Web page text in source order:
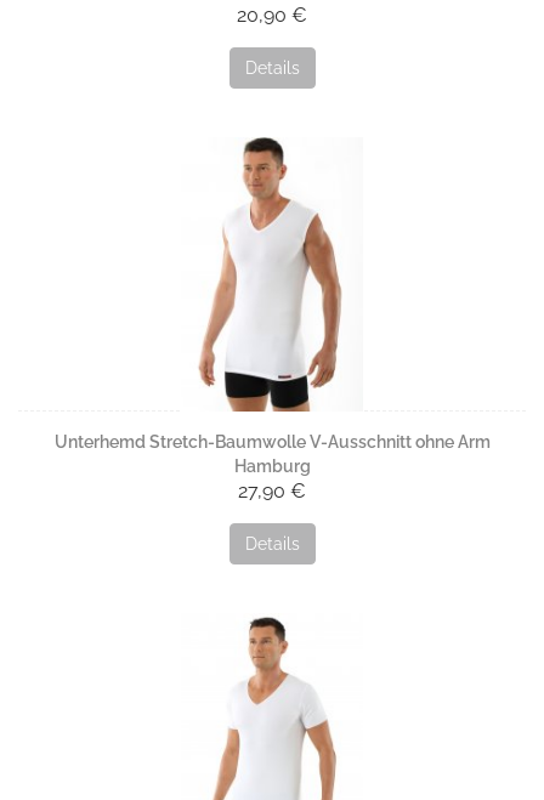
20,90 €
Details
Unterhemd Stretch-Baumwolle V-Ausschnitt ohne Arm
Hamburg
27,90 €
Details